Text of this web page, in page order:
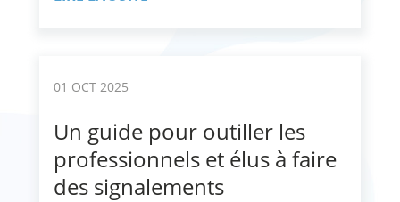
01 OCT 2025
Un guide pour outiller les
professionnels et élus à faire
des signalements